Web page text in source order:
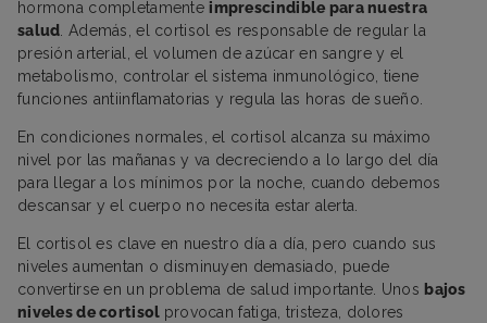
hormona completamenteimprescindible para nuestra
salud. Además, el cortisol es responsable de regular la
presión arterial, el volumen de azúcar en sangre y el
metabolismo, controlar el sistema inmunológico, tiene
funciones antiinflamatorias y regula las horas de sueño.
En condiciones normales, el cortisol alcanza su máximo
nivel por las mañanas y va decreciendo a lo largo del día
para llegar a los mínimos por la noche, cuando debemos
descansar y el cuerpo no necesita estar alerta.
El cortisol es clave en nuestro día a día, pero cuando sus
niveles aumentan o disminuyen demasiado, puede
convertirse en un problema de salud importante. Unos bajos
niveles de cortisol provocan fatiga, tristeza, dolores